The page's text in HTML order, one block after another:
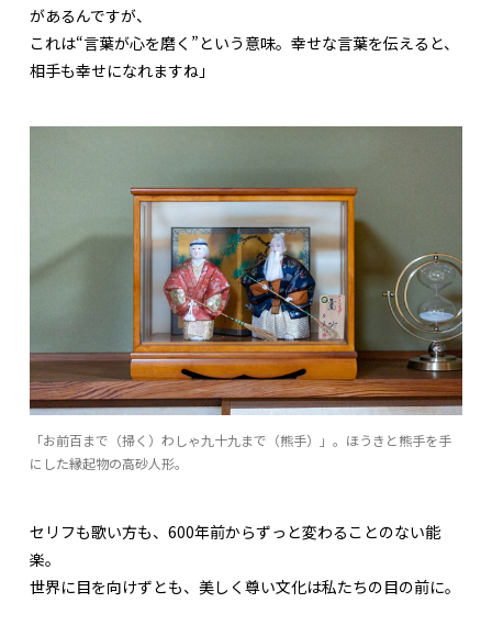
があるんですが、
これは“言葉が心を磨く”という意味。幸せな言葉を伝えると、
相手も幸せになれますね」
「お前百まで（掃く）わしゃ九十九まで（熊手）」。ほうきと熊手を手
にした縁起物の高砂人形。
セリフも歌い方も、600年前からずっと変わることのない能
楽。
世界に目を向けずとも、美しく尊い文化は私たちの目の前に。